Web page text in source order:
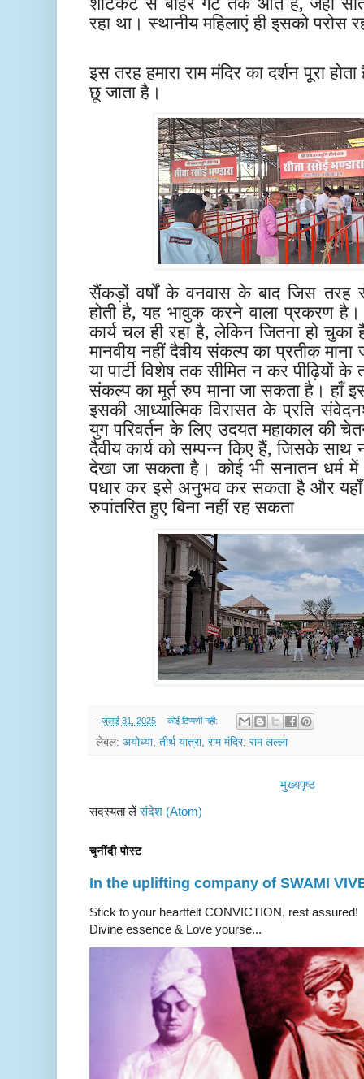
रहा था। स्थानीय महिलाएं ही इसको परोस
इस तरह हमारा राम मंदिर का दर्शन पूरा
छू जाता है।
सैंकड़ों वर्षों के वनवास के बाद जिस तरह से
होती है, यह भावुक करने वाला प्रकरण है।
कार्य चल ही रहा है, लेकिन जितना हो
मानवीय नहीं दैवीय संकल्प का प्रतीक
या पार्टी विशेष तक सीमित न कर पीढ़ियों के
संकल्प का मूर्त रुप माना जा सकता है। हाँ
इसकी आध्यात्मिक विरासत के प्रति
युग परिवर्तन के लिए उदयत महाकाल की
दैवीय कार्य को सम्पन्न किए हैं, जिसके
देखा जा सकता है। कोई भी सनातन धर्म
पधार कर इसे अनुभव कर सकता है और यहाँ
रुपांतरित हुए बिना नहीं रह सकता
- जुलाई 31, 2025 कोई टिप्पणी नहीं:
लेबल: अयोध्या, तीर्थ यात्रा, राम मंदिर, राम लल्ला
मुख्यपृष्ठ
सदस्यता लेंसंदेश (Atom)
चुनींदी पोस्ट
In the uplifting company of SWAMI
Stick to your heartfelt CONVICTION, rest
Divine essence & Love yourse...